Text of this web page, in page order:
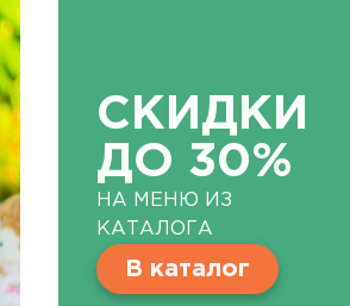
СКИДКИ
ДО 30%
НА МЕНЮ ИЗ
КАТАЛОГА
В каталог